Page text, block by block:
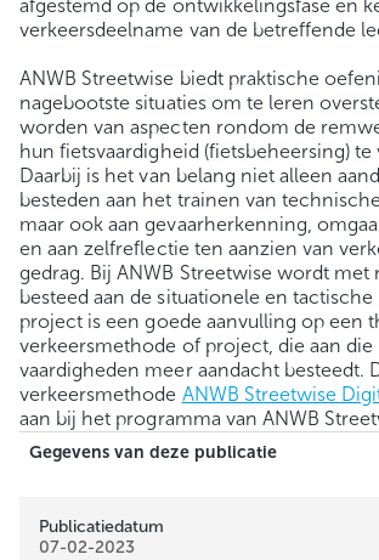
afgestemd op de ontwikkelingsfase en
verkeersdeelname van de betreffende
ANWB Streetwise biedt praktische
nagebootste situaties om te leren
worden van aspecten rondom de
hun fietsvaardigheid (fietsbeheersing) te
Daarbij is het van belang niet alleen
besteden aan het trainen van
maar ook aan gevaarherkenning,
en aan zelfreflectie ten aanzien van
gedrag. Bij ANWB Streetwise wordt met
besteed aan de situationele en
project is een goede aanvulling op een
verkeersmethode of project, die aan
vaardigheden meer aandacht besteedt.
verkeersmethode ANWB Streetwise
aan bij het programma van ANWB
Gegevens van deze publicatie
Publicatiedatum
07-02-2023